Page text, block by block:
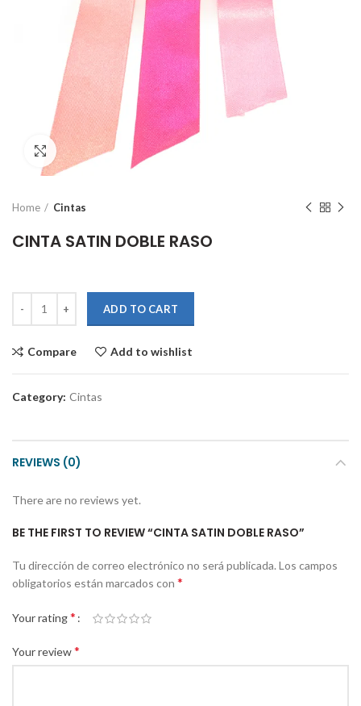
Click to enlarge
Home Cintas
CINTA SATIN DOBLE RASO
ADD TO CART
Compare Add to wishlist
Category: Cintas
REVIEWS (0)
There are no reviews yet.
BE THE FIRST TO REVIEW “CINTA SATIN DOBLE RASO”
Tu dirección de correo electrónico no será publicada. Los campos
obligatorios están marcados con *
Your rating*
Your review*